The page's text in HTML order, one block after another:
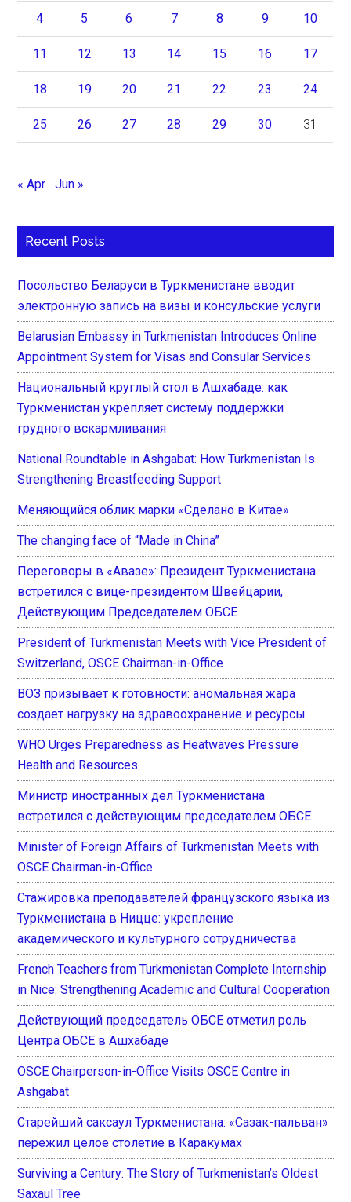
4 5 6 7 8 9 10
11 12 13 14 15 16 17
18 19 20 21 22 23 24
25 26 27 28 29 30 31
« Apr Jun »
Recent Posts
Посольство Беларуси в Туркменистане вводит
электронную запись на визы и консульские услуги
Belarusian Embassy in Turkmenistan Introduces Online
Appointment System for Visas and Consular Services
Национальный круглый стол в Ашхабаде: как
Туркменистан укрепляет систему поддержки
грудного вскармливания
National Roundtable in Ashgabat: How Turkmenistan Is
Strengthening Breastfeeding Support
Меняющийся облик марки «Сделано в Китае»
The changing face of “Made in China”
Переговоры в «Авазе»: Президент Туркменистана
встретился с вице-президентом Швейцарии,
Действующим Председателем ОБСЕ
President of Turkmenistan Meets with Vice President of
Switzerland, OSCE Chairman-in-Office
ВОЗ призывает к готовности: аномальная жара
создает нагрузку на здравоохранение и ресурсы
WHO Urges Preparedness as Heatwaves Pressure
Health and Resources
Министр иностранных дел Туркменистана
встретился с действующим председателем ОБСЕ
Minister of Foreign Affairs of Turkmenistan Meets with
OSCE Chairman-in-Office
Стажировка преподавателей французского языка из
Туркменистана в Ницце: укрепление
академического и культурного сотрудничества
French Teachers from Turkmenistan Complete Internship
in Nice: Strengthening Academic and Cultural Cooperation
Действующий председатель ОБСЕ отметил роль
Центра ОБСЕ в Ашхабаде
OSCE Chairperson-in-Office Visits OSCE Centre in
Ashgabat
Старейший саксаул Туркменистана: «Сазак-пальван»
пережил целое столетие в Каракумах
Surviving a Century: The Story of Turkmenistan’s Oldest
Saxaul Tree